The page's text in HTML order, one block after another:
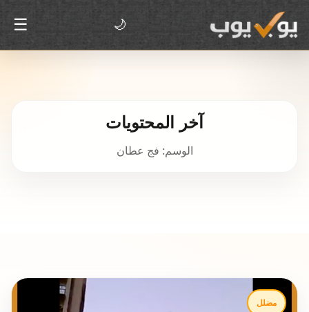
🌙
☰
آخر المحتويات
الوسم: فج عطان
مضلل